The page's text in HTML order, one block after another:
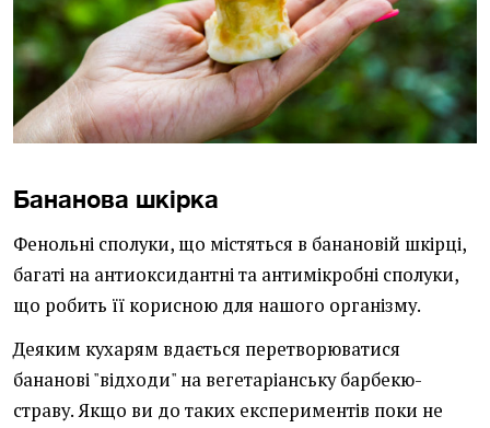
Бананова шкірка
Фенольні сполуки, що містяться в банановій шкірці,
багаті на антиоксидантні та антимікробні сполуки,
що робить її корисною для нашого організму.
Деяким кухарям вдається перетворюватися
бананові "відходи" на вегетаріанську барбекю-
страву. Якщо ви до таких експериментів поки не